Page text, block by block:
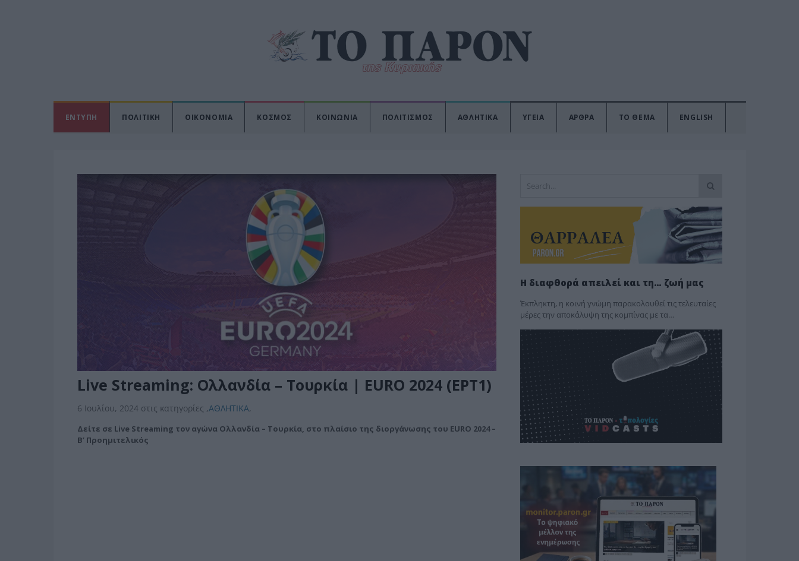
ΕΝΤΥΠΗ ΠΟΛΙΤΙΚΗ ΟΙΚΟΝΟΜΙΑ ΚΟΣΜΟΣ ΚΟΙΝΩΝΙΑ ΠΟΛΙΤΙΣΜΟΣ ΑΘΛΗΤΙΚΑ ΥΓΕΙΑ ΑΡΘΡΑ ΤΟ ΘΕΜΑ ENGLISH
Live Streaming: Ολλανδία – Τουρκία | EURO 2024 (EΡΤ1)
6 Ιουλίου, 2024 στις κατηγορίες ,ΑΘΛΗΤΙΚΑ,
Δείτε σε Live Streaming τον αγώνα Ολλανδία – Τουρκία, στο πλαίσιο της διοργάνωσης του EURO 2024 –
Β’ Προημιτελικός
Η διαφθορά απειλεί και τη… ζωή μας
Έκπληκτη, η κοινή γνώμη παρακολουθεί τις τελευταίες
μέρες την αποκάλυψη της κο­μπίνας με τα…